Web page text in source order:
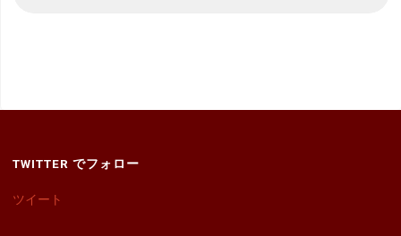
TWITTER でフォロー
ツイート